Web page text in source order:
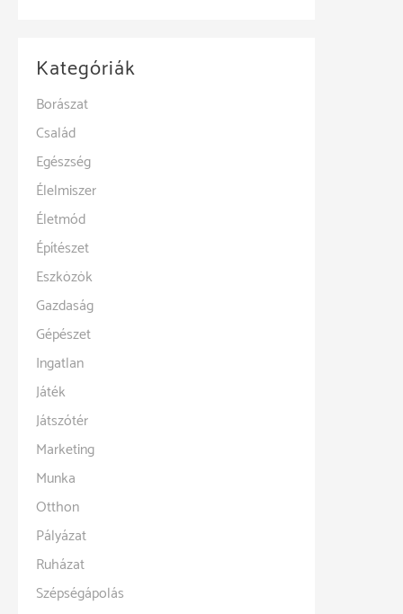
Kategóriák
Borászat
Család
Egészség
Élelmiszer
Életmód
Építészet
Eszközök
Gazdaság
Gépészet
Ingatlan
Játék
Játszótér
Marketing
Munka
Otthon
Pályázat
Ruházat
Szépségápolás